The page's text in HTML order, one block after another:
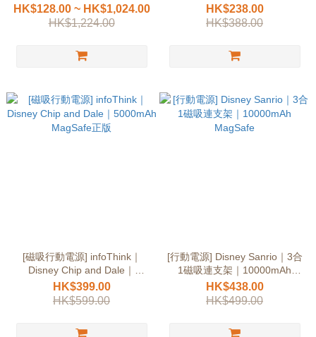
HK$128.00 ~ HK$1,024.00
HK$1,224.00
HK$238.00
HK$388.00
[磁吸行動電源] infoThink｜
Disney Chip and Dale｜
5000mAh MagSafe正版
HK$399.00
HK$599.00
[行動電源] Disney Sanrio｜3合
1磁吸連支架｜10000mAh
MagSafe
HK$438.00
HK$499.00